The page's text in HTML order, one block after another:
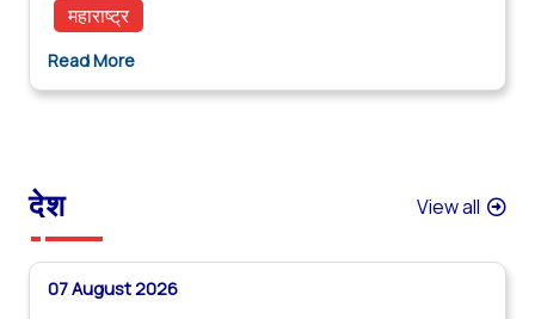
महाराष्ट्र
Read More
देश View all
07 August 2026